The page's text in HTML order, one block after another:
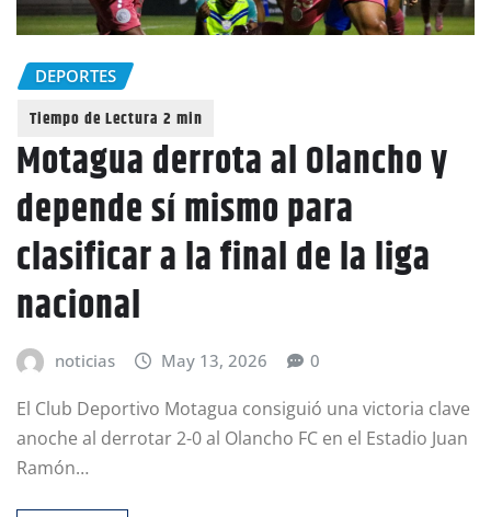
DEPORTES
Motagua derrota al Olancho y
depende sí mismo para
clasificar a la final de la liga
nacional
noticias May 13, 2026 0
El Club Deportivo Motagua consiguió una victoria clave
anoche al derrotar 2-0 al Olancho FC en el Estadio Juan
Ramón…